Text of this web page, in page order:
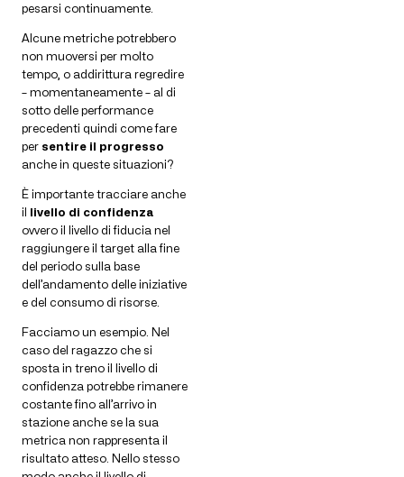
pesarsi continuamente.
Alcune metriche potrebbero
non muoversi per molto
tempo, o addirittura regredire
– momentaneamente – al di
sotto delle performance
precedenti quindi come fare
per sentire il progresso
anche in queste situazioni?
È importante tracciare anche
il livello di confidenza
ovvero il livello di fiducia nel
raggiungere il target alla fine
del periodo sulla base
dell’andamento delle iniziative
e del consumo di risorse.
Facciamo un esempio. Nel
caso del ragazzo che si
sposta in treno il livello di
confidenza potrebbe rimanere
costante fino all’arrivo in
stazione anche se la sua
metrica non rappresenta il
risultato atteso. Nello stesso